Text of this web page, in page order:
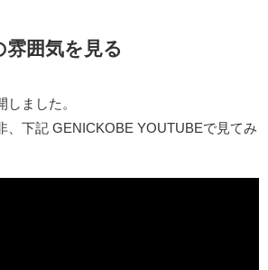
雰囲気を見る
しました。
、下記 GENICKOBE YOUTUBEで見てみ